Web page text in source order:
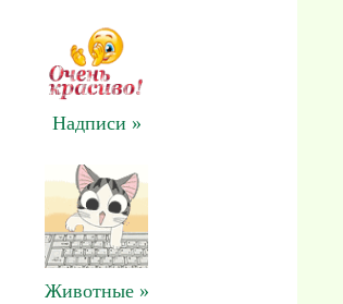
Надписи »
Животные »